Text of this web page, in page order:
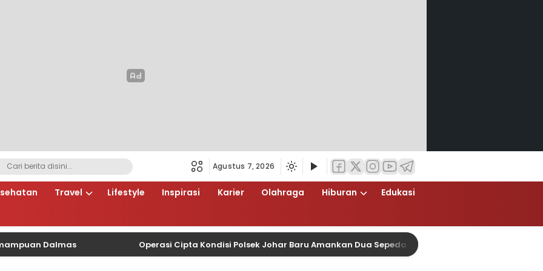
Agustus 7, 2026
Travel Lifestyle Inspirasi Karier Olahraga Hiburan
Edukasi
Dalmas Operasi Cipta Kondisi Polsek Johar Baru Amankan Dua Sepeda Motor Tanpa Kelengkapan Surat-